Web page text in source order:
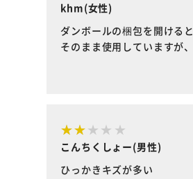
khm(女性)
ダンボールの梱包を開ける
そのまま使用していますが
こんちくしょー(男性)
ひっかきキズが多い